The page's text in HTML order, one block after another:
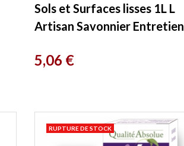
Sols et Surfaces lisses 1L L
Artisan Savonnier Entretien
Prix
5,06 €
RUPTURE DE STOCK